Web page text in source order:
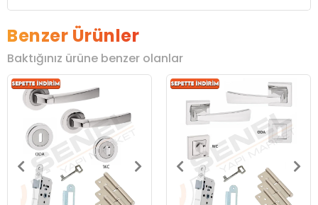
Benzer Ürünler
Baktığınız ürüne benzer olanlar